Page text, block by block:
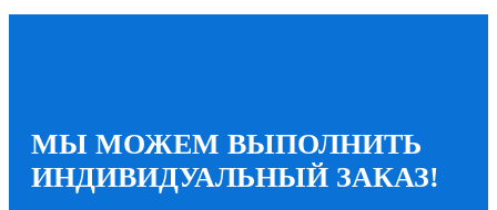
МЫ МОЖЕМ ВЫПОЛНИТЬ
ИНДИВИДУАЛЬНЫЙ ЗАКАЗ!